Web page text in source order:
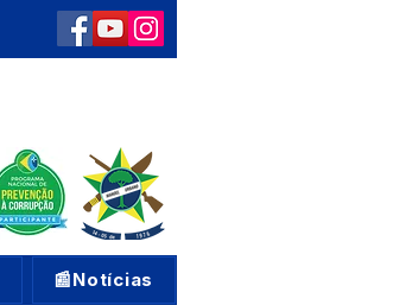
📰Notícias